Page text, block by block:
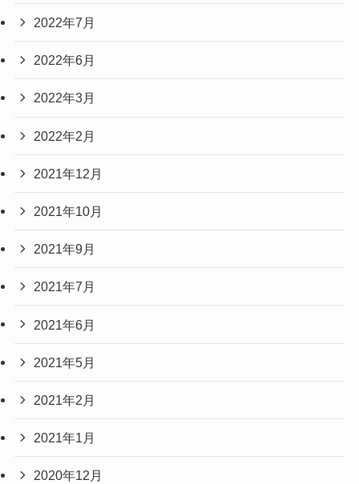
2022年7月
2022年6月
2022年3月
2022年2月
2021年12月
2021年10月
2021年9月
2021年7月
2021年6月
2021年5月
2021年2月
2021年1月
2020年12月